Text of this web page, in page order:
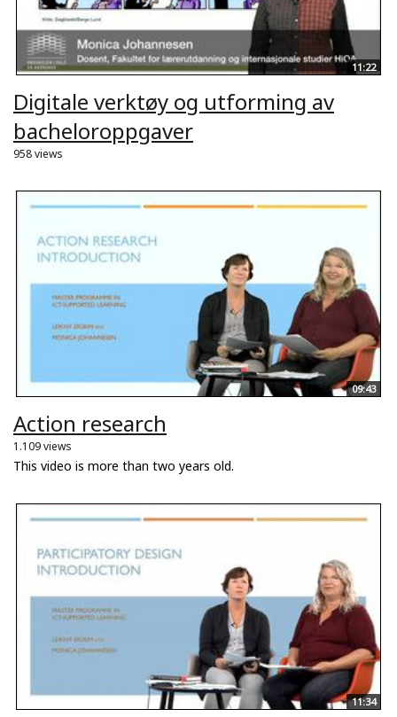
11:22
Digitale verktøy og utforming av
bacheloroppgaver
958 views
09:43
Action research
1.109 views
This video is more than two years old.
11:34